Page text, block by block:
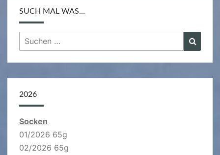
SUCH MAL WAS…
Suchen
nach:
2026
Socken
01/2026 65g
02/2026 65g